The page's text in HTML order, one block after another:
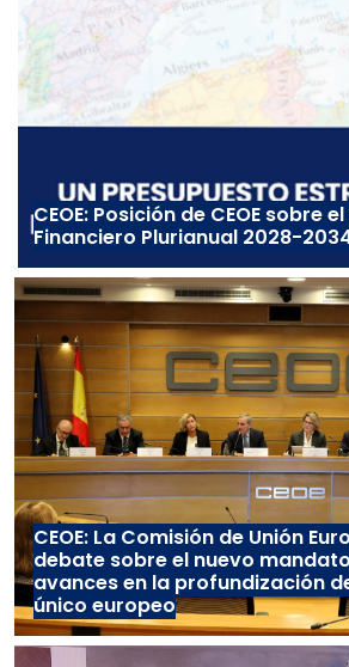
CEOE: Posición de CEOE sobre
Financiero Plurianual 2028-
CEOE: La Comisión de Unión
debate sobre el nuevo mandato
avances en la profundización
único europeo